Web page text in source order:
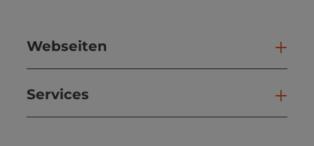
Webseiten
Services